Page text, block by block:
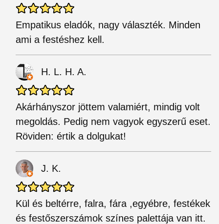
Empatikus eladók, nagy választék. Minden
ami a festéshez kell.
H. L. H. A.
Akárhányszor jöttem valamiért, mindig volt
megoldás. Pedig nem vagyok egyszerű eset.
Röviden: értik a dolgukat!
J. K.
Kül és beltérre, falra, fára ,egyébre, festékek
és festőszerszámok színes palettája van itt.